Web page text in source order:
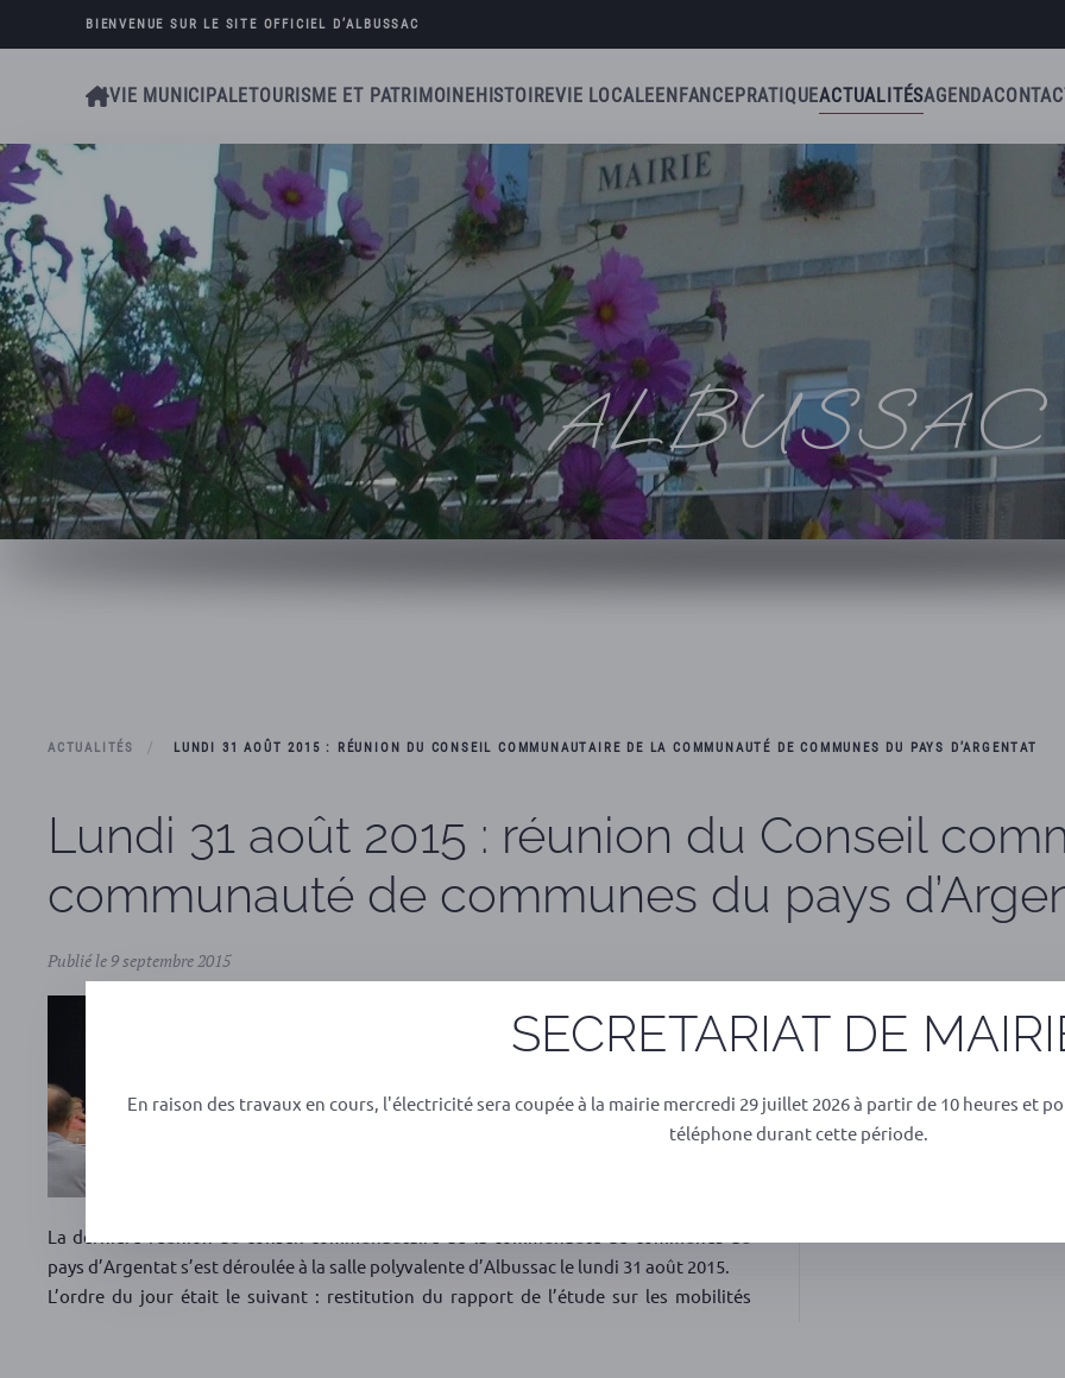
Skip to main content
BIENVENUE SUR LE SITE OFFICIEL D’ALBUSSAC
VIE MUNICIPALETOURISME ET PATRIMOINEHISTOIREVIE LOCALEENFANCEPRATIQUEACTUALITÉSAGENDA
ALBUSSAC
ACTUALITÉS LUNDI 31 AOÛT 2015 : RÉUNION DU CONSEIL COMMUNAUTAIRE DE LA COMMUNAUTÉ DE COMMUNES DU PAYS D’ARGENTAT
Lundi 31 août 2015 : réunion du Conseil
communauté de communes du pays
Publié le 9 septembre 2015
La dernière réunion du conseil communautaire de la communauté de communes du
pays d’Argentat s’est déroulée à la salle polyvalente d’Albussac le lundi 31 août 2015.
L’ordre du jour était le suivant : restitution du rapport de l’étude sur les mobilités
touristiques ; ouverture
l’antenne du
services ; instance de
d’information ;
subvention au comice
La réunion s’est clôturée
SECRETARIAT DE
En raison des travaux en cours, l'électricité sera coupée à la mairie mercredi 29 juillet 2026 à partir de 10 heures et
téléphone durant cette période.